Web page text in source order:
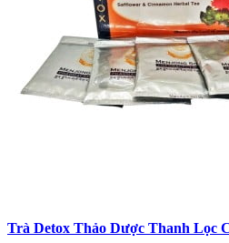
Trà Detox Thảo Dược Thanh Lọc